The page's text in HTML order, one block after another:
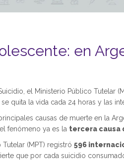
en
el Ministerio Público Tutelar
quita la vida cada 24 horas y las
causas de muerte en la
fenómeno ya es la tercera causa
(MPT) registró 596
que por cada suicidio